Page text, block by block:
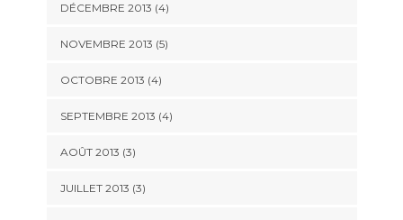
DÉCEMBRE 2013 (4)
NOVEMBRE 2013 (5)
OCTOBRE 2013 (4)
SEPTEMBRE 2013 (4)
AOÛT 2013 (3)
JUILLET 2013 (3)